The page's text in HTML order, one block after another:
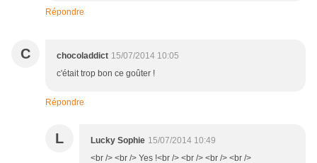
Répondre
C chocoladdict 15/07/2014 10:05
c'était trop bon ce goûter !
Répondre
L Lucky Sophie 15/07/2014 10:49
<br /> <br /> Yes !<br /> <br /> <br /> <br />